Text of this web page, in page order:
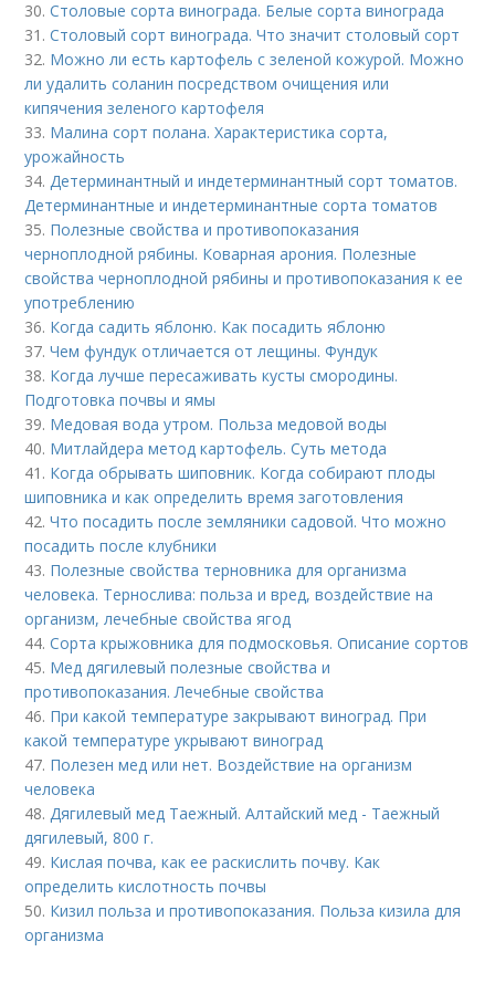
30.Столовые сорта винограда. Белые сорта винограда
31.Столовый сорт винограда. Что значит столовый сорт
32. Можно ли есть картофель с зеленой кожурой. Можно
ли удалить соланин посредством очищения или
кипячения зеленого картофеля
33. Малина сорт полана. Характеристика сорта,
урожайность
34. Детерминантный и индетерминантный сорт томатов.
Детерминантные и индетерминантные сорта томатов
35. Полезные свойства и противопоказания
черноплодной рябины. Коварная арония. Полезные
свойства черноплодной рябины и противопоказания к ее
употреблению
36. Когда садить яблоню. Как посадить яблоню
37.Чем фундук отличается от лещины. Фундук
38. Когда лучше пересаживать кусты смородины.
Подготовка почвы и ямы
39. Медовая вода утром. Польза медовой воды
40. Митлайдера метод картофель. Суть метода
41. Когда обрывать шиповник. Когда собирают плоды
шиповника и как определить время заготовления
42.Что посадить после земляники садовой. Что можно
посадить после клубники
43. Полезные свойства терновника для организма
человека. Тернослива: польза и вред, воздействие на
организм, лечебные свойства ягод
44.Сорта крыжовника для подмосковья. Описание сортов
45. Мед дягилевый полезные свойства и
противопоказания. Лечебные свойства
46. При какой температуре закрывают виноград. При
какой температуре укрывают виноград
47. Полезен мед или нет. Воздействие на организм
человека
48. Дягилевый мед Таежный. Алтайский мед - Таежный
дягилевый, 800 г.
49. Кислая почва, как ее раскислить почву. Как
определить кислотность почвы
50. Кизил польза и противопоказания. Польза кизила для
организма